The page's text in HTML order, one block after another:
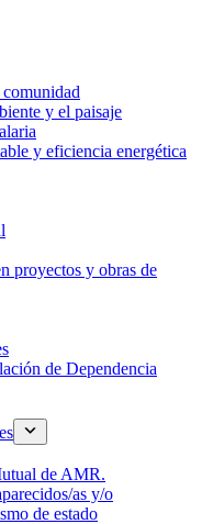
y el paisaje
y eficiencia energética
proyectos y obras de
de Dependencia
de AMR.
as y/o
de estado